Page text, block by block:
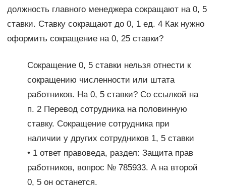
должность главного менеджера сокращают на 0, 5
ставки. Ставку сокращают до 0, 1 ед. 4 Как нужно
оформить сокращение на 0, 25 ставки?
Сокращение 0, 5 ставки нельзя отнести к
сокращению численности или штата
работников. На 0, 5 ставки? Со ссылкой на
п. 2 Перевод сотрудника на половинную
ставку. Сокращение сотрудника при
наличии у других сотрудников 1, 5 ставки
• 1 ответ правоведа, раздел: Защита прав
работников, вопрос № 785933. А на второй
0, 5 он останется.